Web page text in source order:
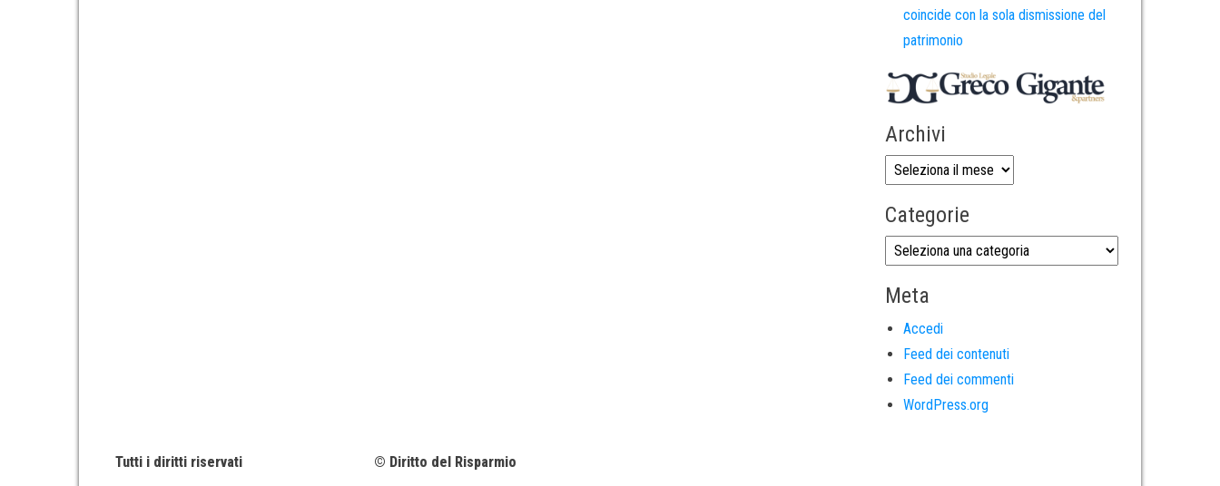
coincide con la sola dismissione del
patrimonio
Archivi
Categorie
Meta
Accedi
Feed dei contenuti
Feed dei commenti
WordPress.org
Tutti i diritti riservati © Diritto del Risparmio